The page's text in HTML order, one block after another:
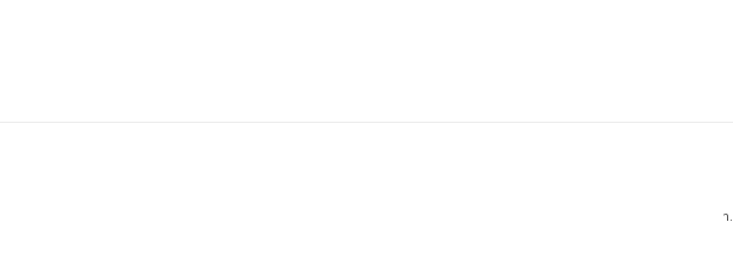
Einfaches Erstellen von Diagrammen.